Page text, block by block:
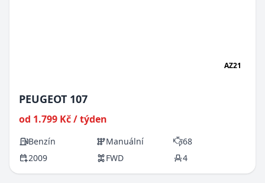
AZ21
PEUGEOT 107
od 1.799 Kč / týden
Benzín Manuální
68
2009
FWD 4